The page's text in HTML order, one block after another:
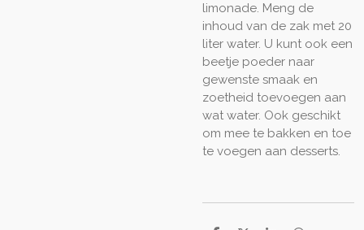
limonade. Meng de
inhoud van de zak met 20
liter water. U kunt ook een
beetje poeder naar
gewenste smaak en
zoetheid toevoegen aan
wat water. Ook geschikt
om mee te bakken en toe
te voegen aan desserts.